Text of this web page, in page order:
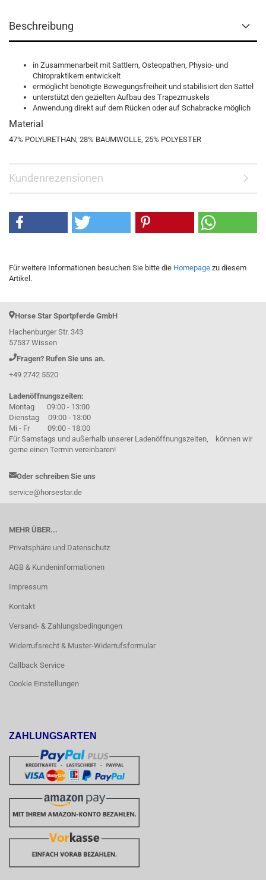
Beschreibung
in Zusammenarbeit mit Sattlern, Osteopathen, Physio- und
Chiropraktikern entwickelt
ermöglicht benötigte Bewegungsfreiheit und stabilisiert den Sattel
unterstützt den gezielten Aufbau des Trapezmuskels
Anwendung direkt auf dem Rücken oder auf Schabracke möglich
Material
47% POLYURETHAN, 28% BAUMWOLLE, 25% POLYESTER
Kundenrezensionen
Für weitere Informationen besuchen Sie bitte die Homepage zu diesem
Artikel.
Horse Star Sportpferde GmbH
Hachenburger Str. 343
57537 Wissen
Fragen? Rufen Sie uns an.
+49 2742 5520
Ladenöffnungszeiten:
Montag 09:00 - 13:00
Dienstag 09:00 - 13:00
Mi - Fr 09:00 - 18:00
Für Samstags und außerhalb unserer Ladenöffnungszeiten, können wir
gerne einen Termin vereinbaren!
Oder schreiben Sie uns
service@horsestar.de
MEHR ÜBER...
Privatsphäre und Datenschutz
AGB & Kundeninformationen
Impressum
Kontakt
Versand- & Zahlungsbedingungen
Widerrufsrecht & Muster-Widerrufsformular
Callback Service
Cookie Einstellungen
ZAHLUNGSARTEN